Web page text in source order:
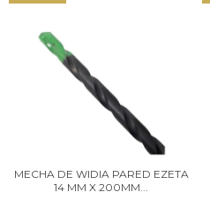
MECHA DE WIDIA PARED EZETA
14 MM X 200MM...